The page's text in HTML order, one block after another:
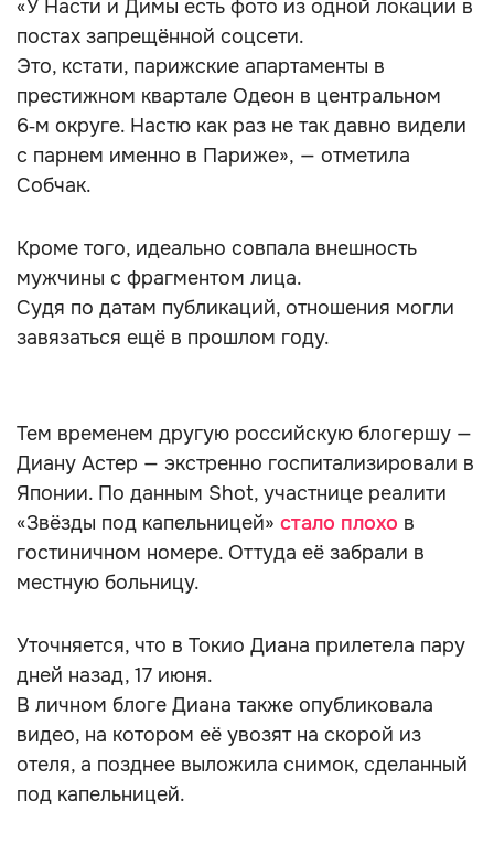
«У Насти и Димы есть фото из одной локации в
постах запрещённой соцсети.
Это, кстати, парижские апартаменты в
престижном квартале Одеон в центральном
6‑м округе. Настю как раз не так давно видели
с парнем именно в Париже», — отметила
Собчак.
Кроме того, идеально совпала внешность
мужчины с фрагментом лица.
Судя по датам публикаций, отношения могли
завязаться ещё в прошлом году.
Тем временем другую российскую блогершу —
Диану Астер — экстренно госпитализировали в
Японии. По данным Shot, участнице реалити
«Звёзды под капельницей» стало плохо в
гостиничном номере. Оттуда её забрали в
местную больницу.
Уточняется, что в Токио Диана прилетела пару
дней назад, 17 июня.
В личном блоге Диана также опубликовала
видео, на котором её увозят на скорой из
отеля, а позднее выложила снимок, сделанный
под капельницей.